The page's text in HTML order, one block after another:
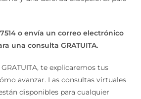
o envía un correo electrónico
una consulta GRATUITA.
te explicaremos tus
avanzar. Las consultas virtuales
disponibles para cualquier